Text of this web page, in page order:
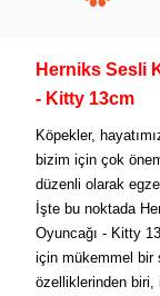
Herniks Sesli
- Kitty 13cm
Köpekler,
bizim için çok
düzenli olarak
İşte bu noktada
Oyuncağı - Kitty
için mükemmel bir
özelliklerinden biri,